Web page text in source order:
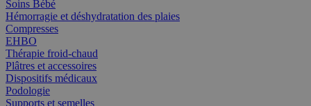
Soins Bébé
Hémorragie et déshydratation des plaies
Compresses
EHBO
Thérapie froid-chaud
Plâtres et accessoires
Dispositifs médicaux
Podologie
Supports et semelles